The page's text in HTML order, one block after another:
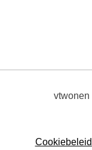
vtwonen
Cookiebeleid